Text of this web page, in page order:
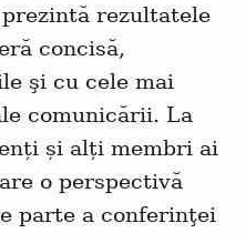
rezultatele
concisă,
şi cu cele mai
comunicării. La
și alți membri ai
o perspectivă
parte a conferinţei